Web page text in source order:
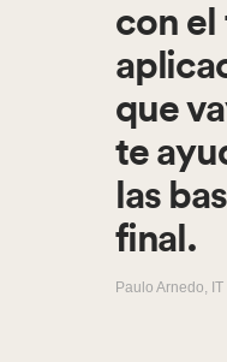
con el
que
te
las
final.
Paulo Arnedo,